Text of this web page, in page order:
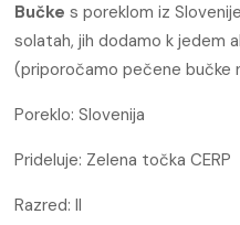
Bučke s poreklom iz
solatah, jih dodamo k jedem
(priporočamo pečene bučke
Poreklo: Slovenija
Prideluje: Zelena točka CERP
Razred: II